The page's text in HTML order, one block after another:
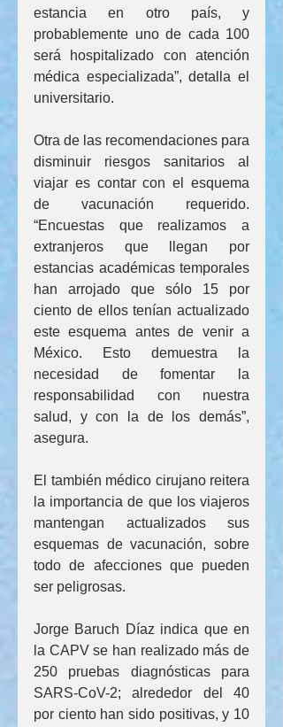
estancia en otro país, y
probablemente uno de cada 100
será hospitalizado con atención
médica especializada”, detalla el
universitario.
Otra de las recomendaciones para
disminuir riesgos sanitarios al
viajar es contar con el esquema
de vacunación requerido.
“Encuestas que realizamos a
extranjeros que llegan por
estancias académicas temporales
han arrojado que sólo 15 por
ciento de ellos tenían actualizado
este esquema antes de venir a
México. Esto demuestra la
necesidad de fomentar la
responsabilidad con nuestra
salud, y con la de los demás”,
asegura.
El también médico cirujano reitera
la importancia de que los viajeros
mantengan actualizados sus
esquemas de vacunación, sobre
todo de afecciones que pueden
ser peligrosas.
Jorge Baruch Díaz indica que en
la CAPV se han realizado más de
250 pruebas diagnósticas para
SARS-CoV-2; alrededor del 40
por ciento han sido positivas, y 10